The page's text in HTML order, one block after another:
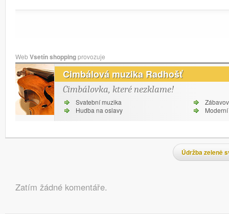
WebVsetín shoppingprovozuje
Cimbálová muzika Radhošť
Cimbálovka, které nezklame!
Svatební muzika
Hudba na oslavy
Údržba zeleně
Komentáře
Zatím žádné komentáře.